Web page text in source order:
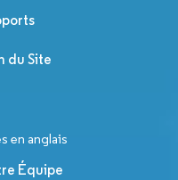
du Site
en anglais
Équipe